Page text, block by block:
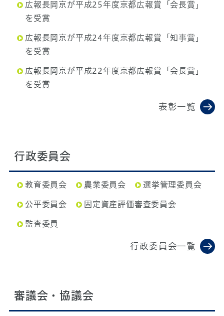
広報長岡京が平成25年度京都広報賞「会長賞」
を受賞
広報長岡京が平成24年度京都広報賞「知事賞」
を受賞
広報長岡京が平成22年度京都広報賞「会長賞」
を受賞
表彰一覧
行政委員会
教育委員会 農業委員会 選挙管理委員会
公平委員会 固定資産評価審査委員会
監査委員
行政委員会一覧
審議会・協議会